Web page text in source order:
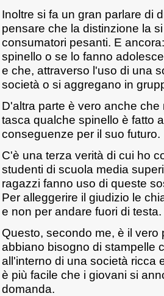
Inoltre si fa un gran parlare di
pensare che la distinzione la
consumatori pesanti. E
spinello o se lo fanno
e che, attraverso l'uso di una
società o si aggregano in
D'altra parte è vero anche
tasca qualche spinello è fatto
conseguenze per il suo futuro.
C'è una terza verità di cui ho
studenti di scuola media
ragazzi fanno uso di queste
Per alleggerire il giudizio le
e non per andare fuori di testa.
Questo, secondo me, è il
abbiano bisogno di stampelle
all'interno di una società ricca
è più facile che i giovani si
domanda.